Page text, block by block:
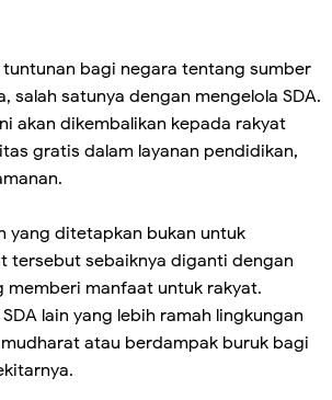
tuntunan bagi negara tentang sumber
salah satunya dengan mengelola SDA.
akan dikembalikan kepada rakyat
gratis dalam layanan pendidikan,
yang ditetapkan bukan untuk
tersebut sebaiknya diganti dengan
memberi manfaat untuk rakyat.
lain yang lebih ramah lingkungan
atau berdampak buruk bagi